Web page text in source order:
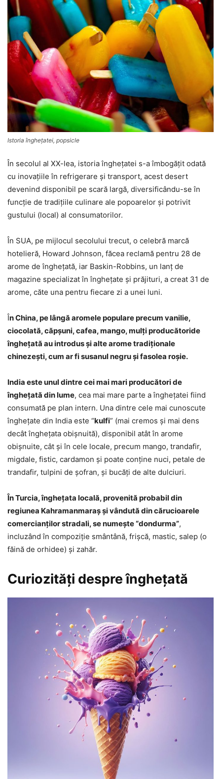
Istoria îngheţatei, popsicle
În secolul al XX-lea, istoria îngheţatei s-a îmbogăţit odată
cu inovaţiile în refrigerare şi transport, acest desert
devenind disponibil pe scară largă, diversificându-se în
funcţie de tradiţiile culinare ale popoarelor şi potrivit
gustului (local) al consumatorilor.
În SUA, pe mijlocul secolului trecut, o celebră marcă
hotelieră, Howard Johnson, făcea reclamă pentru 28 de
arome de îngheţată, iar Baskin-Robbins, un lanţ de
magazine specializat în îngheţate şi prăjituri, a creat 31 de
arome, căte una pentru fiecare zi a unei luni.
În China, pe lângă aromele populare precum vanilie,
ciocolată, căpșuni, cafea, mango, mulți producătoride
înghețată au introdus și alte arome tradiționale
chinezești, cum ar fi susanul negru și fasolea roșie.
India este unul dintre cei mai mari producători de
înghețată din lume, cea mai mare parte a înghețatei fiind
consumată pe plan intern. Una dintre cele mai cunoscute
înghețate din India este “kulfi” (mai cremos şi mai dens
decât îngheţata obişnuită), disponibil atât în arome
obișnuite, cât și în cele locale, precum mango, trandafir,
migdale, fistic, cardamon și poate conține nuci, petale de
trandafir, tulpini de șofran, și bucăți de alte dulciuri.
În Turcia, îngheţata locală, provenită probabil din
regiunea Kahramanmaraș şi vândută din cărucioarele
comercianţilor stradali, se numeşte “dondurma”,
incluzând în compoziţie smântână, frişcă, mastic, salep (o
făină de orhidee) şi zahăr.
Curiozităţi despre îngheţată